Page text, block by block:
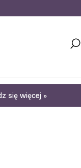
się więcej »